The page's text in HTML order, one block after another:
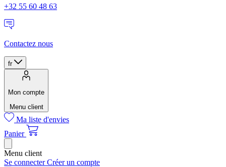
+32 55 60 48 63
Contactez nous
fr
Mon compte
Menu client
Ma liste d'envies
Panier
Menu client
Se connecterCréer un compte